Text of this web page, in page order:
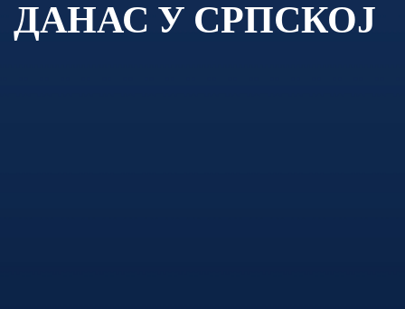
ДАНАС У СРПСКОЈ